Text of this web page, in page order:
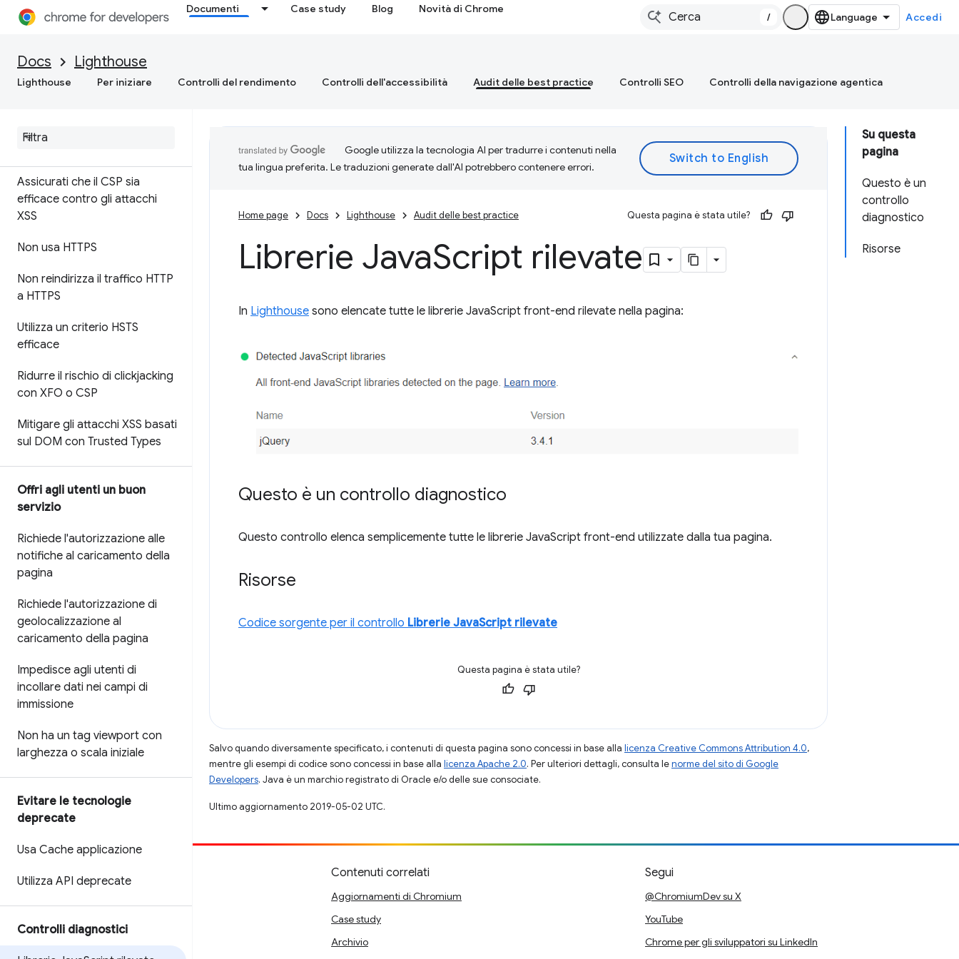
Documenti Case study Blog Novità di Chrome
/ Accedi
Docs Lighthouse
Lighthouse Per iniziare Controlli del rendimento Controlli dell'accessibilità Audit delle best practice Controlli SEO Controlli della navigazione agentica
Rendere sicura la pagina
destinazioni multiorigine non
sono sicuri
front-end con vulnerabilità di
Assicurati che il CSP sia
efficace contro gli attacchi
XSS
Non usa HTTPS
Non reindirizza il traffico HTTP
a HTTPS
Utilizza un criterio HSTS
efficace
Ridurre il rischio di clickjacking
con XFO o CSP
Mitigare gli attacchi XSS basati
sul DOM con Trusted Types
Offri agli utenti un buon
servizio
Richiede l'autorizzazione alle
notifiche al caricamento della
pagina
Richiede l'autorizzazione di
geolocalizzazione al
caricamento della pagina
Impedisce agli utenti di
incollare dati nei campi di
immissione
Non ha un tag viewport con
larghezza o scala iniziale
Evitare le tecnologie
deprecate
Usa Cache applicazione
Utilizza API deprecate
Controlli diagnostici
Su questa
pagina
Questo è un
controllo
diagnostico
Risorse
Google utilizza la tecnologia AI per tradurre i contenuti nella
tua lingua preferita. Le traduzioni generate dall'AI potrebbero contenere errori.
Home page Docs Lighthouse Audit delle best practice Questa pagina è stata utile?
Librerie JavaScript rilevate
In Lighthouse sono elencate tutte le librerie JavaScript front-end rilevate nella pagina:
Questo è un controllo diagnostico
Questo controllo elenca semplicemente tutte le librerie JavaScript front-end utilizzate dalla tua pagina.
Risorse
Codice sorgente per il controllo Librerie JavaScript rilevate
Questa pagina è stata utile?
Salvo quando diversamente specificato, i contenuti di questa pagina sono concessi in base alla licenza Creative Commons Attribution 4.0,
mentre gli esempi di codice sono concessi in base alla licenza Apache 2.0. Per ulteriori dettagli, consulta lenorme del sito di Google
Developers. Java è un marchio registrato di Oracle e/o delle sue consociate.
Ultimo aggiornamento 2019-05-02 UTC.
Contribuisci Contenuti correlati
Aggiornamenti di Chromium
Case study
Archivio
Segui
@ChromiumDev su X
YouTube
Chrome per gli sviluppatori su LinkedIn